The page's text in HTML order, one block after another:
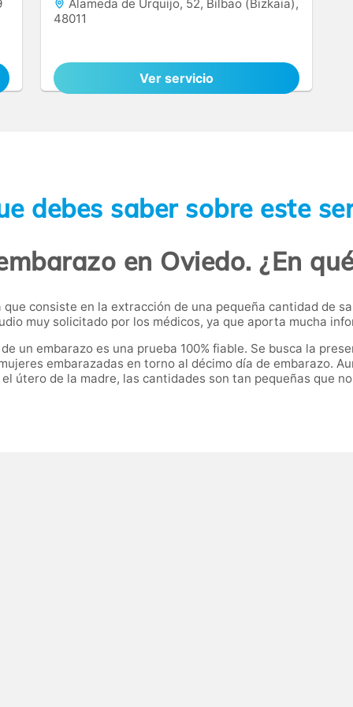
Alameda de Urquijo, 52, Bilbao (Bizkaia),
48011
Ver servicio
debes saber sobre este
en Oviedo. ¿En
consiste en la extracción de una pequeña cantidad de
muy solicitado por los médicos, ya que aporta mucha
un embarazo es una prueba 100% fiable. Se busca la
embarazadas en torno al décimo día de embarazo.
útero de la madre, las cantidades son tan pequeñas que